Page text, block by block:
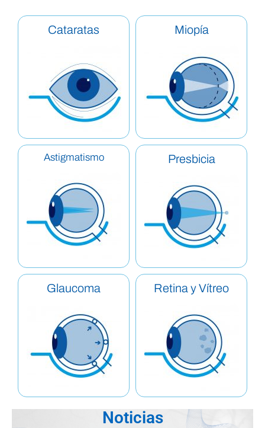
Cataratas Miopía
Astigmatismo Presbicia
Glaucoma Retina y Vítreo
Noticias